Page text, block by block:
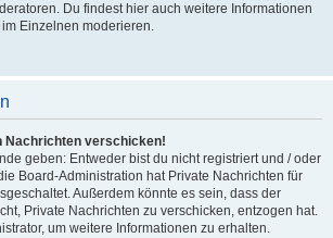
Du findest hier auch weitere Informationen
Einzelnen moderieren.
Nachrichten verschicken!
geben: Entweder bist du nicht registriert und / oder
Board-Administration hat Private Nachrichten für
Außerdem könnte es sein, dass der
Private Nachrichten zu verschicken, entzogen hat.
um weitere Informationen zu erhalten.